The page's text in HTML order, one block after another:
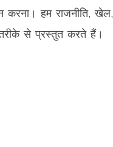
करना। हम राजनीति, खेल,
से प्रस्तुत करते हैं।